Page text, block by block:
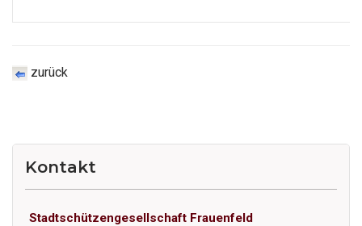
zurück
Kontakt
Stadtschützengesellschaft Frauenfeld